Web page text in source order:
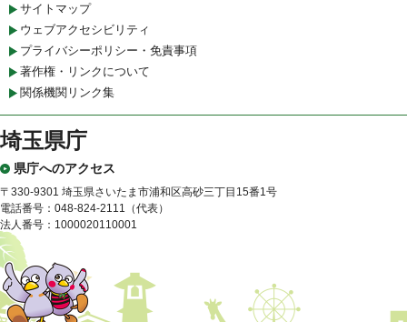
サイトマップ
ウェブアクセシビリティ
プライバシーポリシー・免責事項
著作権・リンクについて
関係機関リンク集
埼玉県庁
県庁へのアクセス
〒330-9301 埼玉県さいたま市浦和区高砂三丁目15番1号
電話番号：048-824-2111（代表）
法人番号：1000020110001